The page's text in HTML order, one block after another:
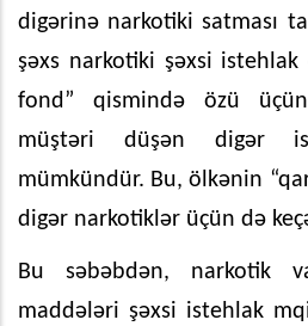
digərinə narkotiki satması
şəxs narkotiki şəxsi
fond” qismində özü
müştəri düşən digər
mümkündür. Bu, ölkənin
digər narkotiklər üçün də
Bu səbəbdən, narkotik
maddələri şəxsi istehlak